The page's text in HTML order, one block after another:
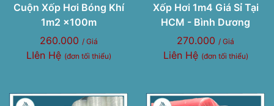
Cuộn Xốp Hơi Bóng Khí
1m2 x100m
260.000 / Giá
LIên Hệ (đơn tối thiểu)
Xốp Hơi 1m4 Giá Sỉ Tại
HCM - Bình Dương
270.000 / Giá
Liên Hệ (đơn tối thiểu)